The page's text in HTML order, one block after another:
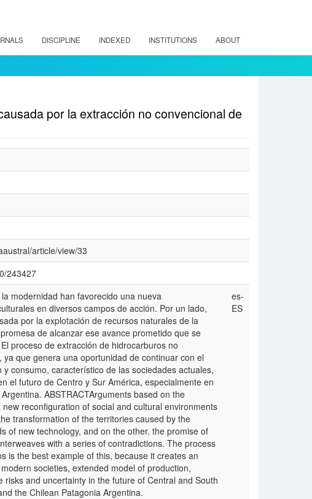
DISCIPLINE INDEXED INSTITUTIONS ABOUT
por la extracción no convencional de
article/view/33
243427
modernidad han favorecido una nueva
en diversos campos de acción. Por un lado,
por la explotación de recursos naturales de la
de alcanzar ese avance prometido que se
proceso de extracción de hidrocarburos no
que genera una oportunidad de continuar con el
consumo, característico de las sociedades actuales,
el futuro de Centro y Sur América, especialmente en
ABSTRACTArguments based on the
reconfiguration of social and cultural environments
transformation of the territories caused by the
of new technology, and on the other, the promise of
with a series of contradictions. The process
is the best example of this, because it creates an
societies, extended model of production,
and uncertainty in the future of Central and South
the Chilean Patagonia Argentina.
es-
ES